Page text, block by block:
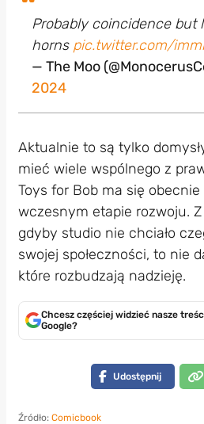
Probably coincidence but
horns pic.twitter.com/
— The Moo
2024
Aktualnie to są tylko
mieć wiele wspólnego z
Toys for Bob ma się
wczesnym etapie rozwoju.
gdyby studio nie chciało
swojej społeczności, to nie
które rozbudzają nadzieję.
Chcesz częściej widzieć nasze
Google?
Udostępnij
Źródło: Comicbook